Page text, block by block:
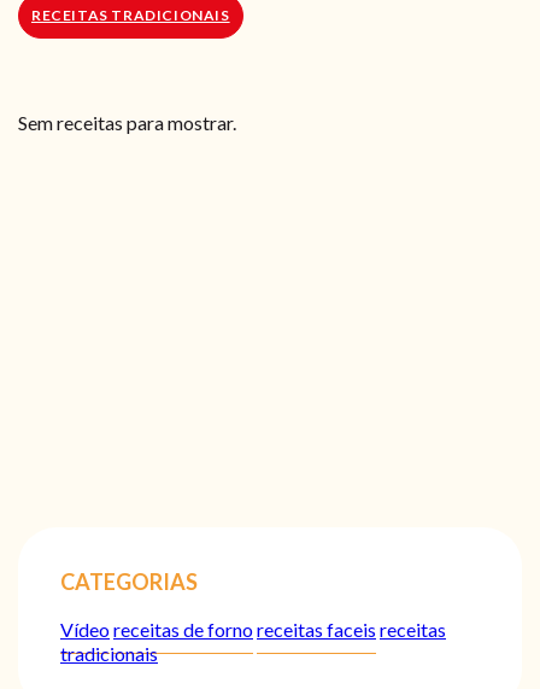
RECEITAS TRADICIONAIS
Sem receitas para mostrar.
CATEGORIAS
Vídeoreceitas de fornoreceitas faceis receitas
tradicionais